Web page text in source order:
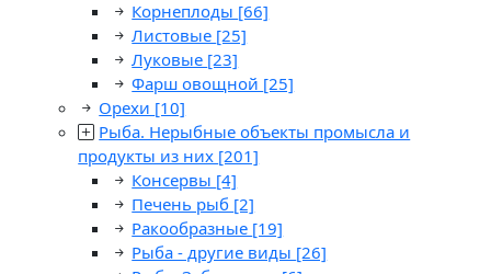
Корнеплоды [66]
Листовые [25]
Луковые [23]
Фарш овощной [25]
Орехи [10]
Рыба. Нерыбные объекты промысла и
продукты из них [201]
Консервы [4]
Печень рыб [2]
Ракообразные [19]
Рыба - другие виды [26]